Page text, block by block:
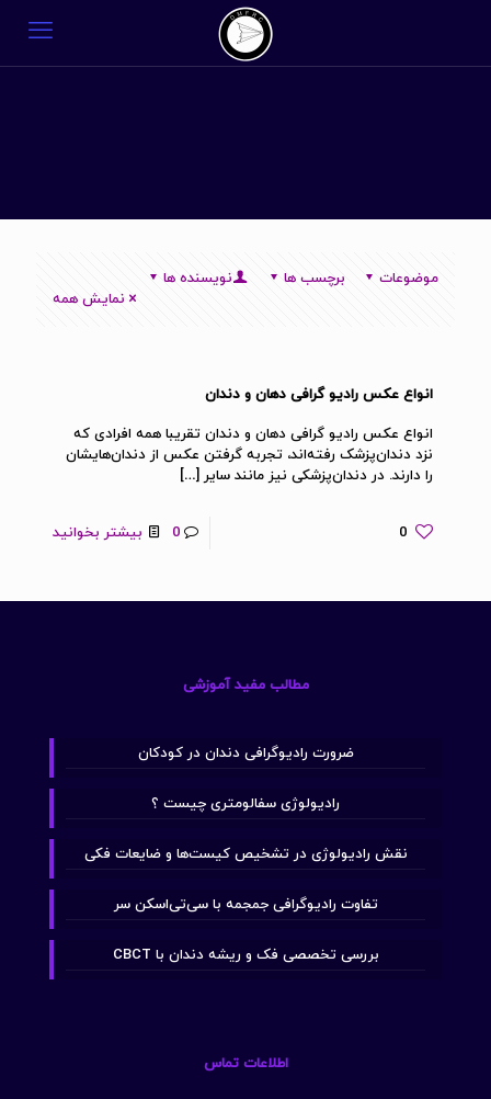
موضوعات برچسب ها
نویسنده ها
نمایش همه
انواع عکس رادیو گرافی دهان و دندان
انواع عکس رادیو گرافی دهان و دندان تقریبا همه افرادی که
نزد دندان‌پزشک رفته‌اند، تجربه گرفتن عکس از دندان‌هایشان
را دارند. در دندان‌پزشکی نیز مانند سایر […]
0
0 بیشتر بخوانید
مطالب مفید آموزشی
ضرورت رادیوگرافی دندان در کودکان
رادیولوژی سفالومتری چیست ؟
نقش رادیولوژی در تشخیص کیست‌ها و ضایعات فکی
تفاوت رادیوگرافی جمجمه با سی‌تی‌اسکن سر
بررسی تخصصی فک و ریشه دندان با CBCT
اطلاعات تماس